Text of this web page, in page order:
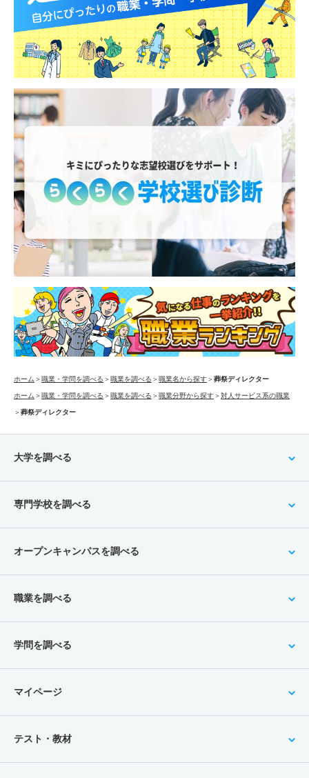
ホーム ＞職業・学問を調べる ＞職業を調べる ＞職業名から探す＞葬祭ディレクター
ホーム ＞職業・学問を調べる ＞職業を調べる ＞職業分野から探す＞対人サービス系の職業
＞葬祭ディレクター
大学を調べる
専門学校を調べる
オープンキャンパスを調べる
職業を調べる
学問を調べる
マイページ
テスト・教材